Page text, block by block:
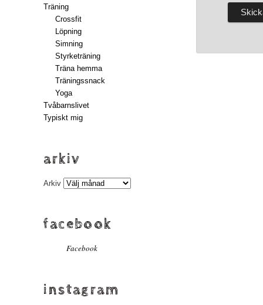
Träning
Crossfit
Löpning
Simning
Styrketräning
Träna hemma
Träningssnack
Yoga
Tvåbarnslivet
Typiskt mig
arkiv
Arkiv
facebook
Facebook
instagram